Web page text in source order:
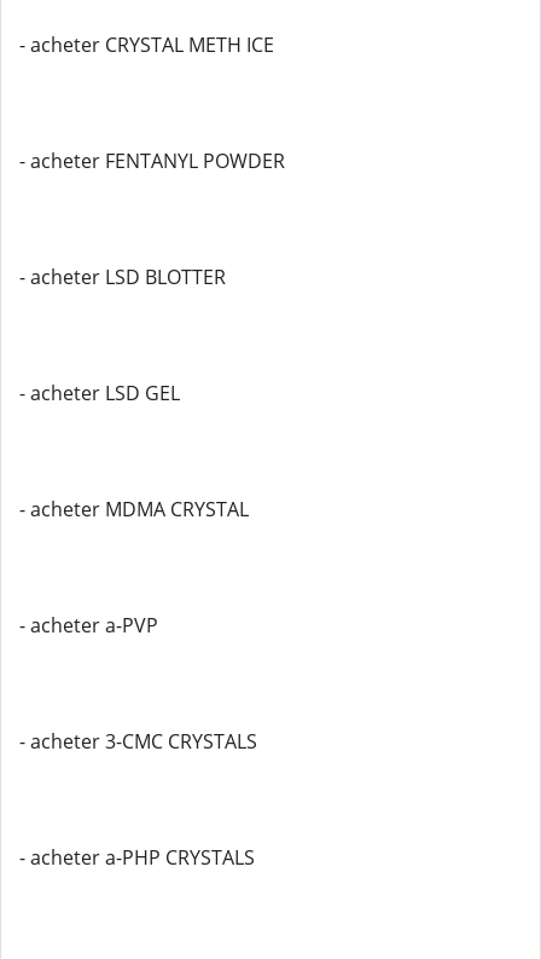
- acheter CRYSTAL METH ICE
- acheter FENTANYL POWDER
- acheter LSD BLOTTER
- acheter LSD GEL
- acheter MDMA CRYSTAL
- acheter a-PVP
- acheter 3-CMC CRYSTALS
- acheter a-PHP CRYSTALS